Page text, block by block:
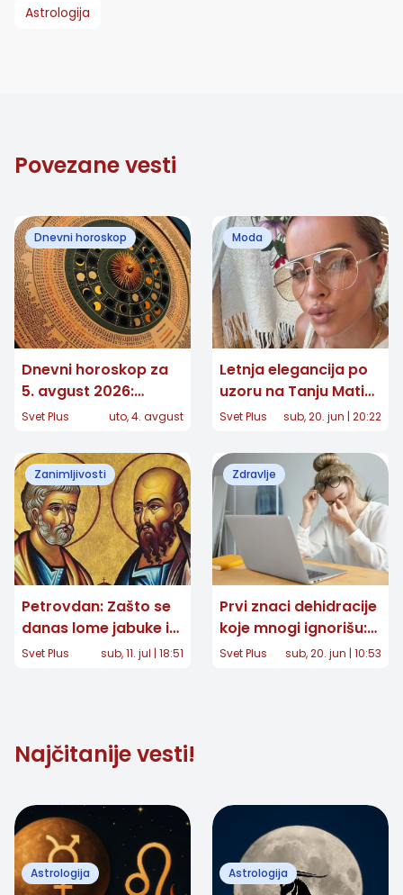
Astrologija
Povezane vesti
Dnevni horoskop
Dnevni horoskop za
5. avgust 2026:
Jednom znaku stiže
čekao
Svet Plus uto, 4. avgust
Moda
Letnja elegancija po
uzoru na Tanju Matić:
Minimalizam koji
mode
Svet Plus sub, 20. jun | 20:22
Zanimljivosti
Petrovdan: Zašto se
danas lome jabuke i
šta nam proriče cvet
Svet Plus sub, 11. jul | 18:51
Zdravlje
Prvi znaci dehidracije
koje mnogi ignorišu:
Umor, glavobolja i
Svet Plus sub, 20. jun | 10:53
Najčitanije vesti!
Astrologija Astrologija